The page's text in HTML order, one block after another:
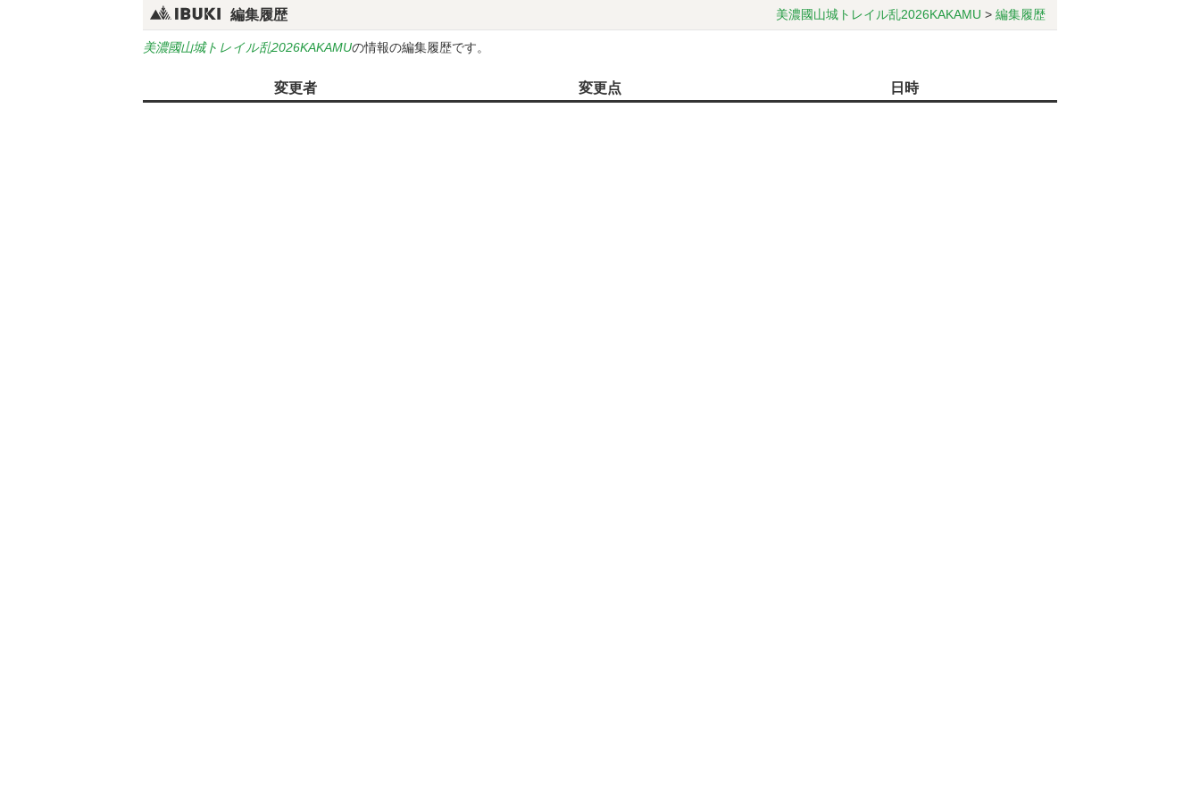
編集履歴 美濃國山城トレイル乱2026KAKAMU >編集履歴
美濃國山城トレイル乱2026KAKAMUの情報の編集履歴です。
変更者 変更点 日時